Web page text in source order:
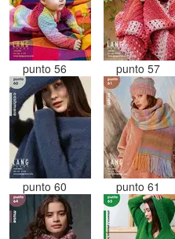
punto 56 punto 57
punto 60 punto 61